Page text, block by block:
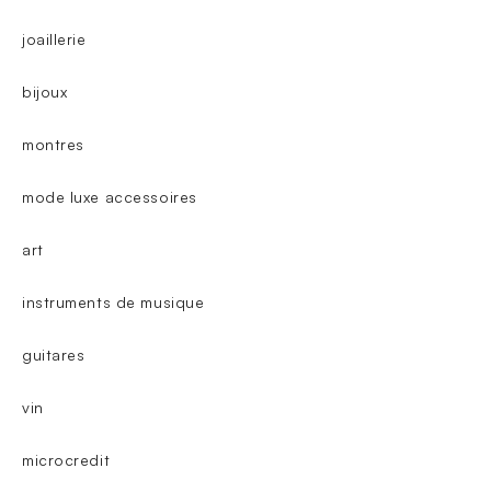
joaillerie
bijoux
montres
mode luxe accessoires
art
instruments de musique
guitares
vin
microcredit